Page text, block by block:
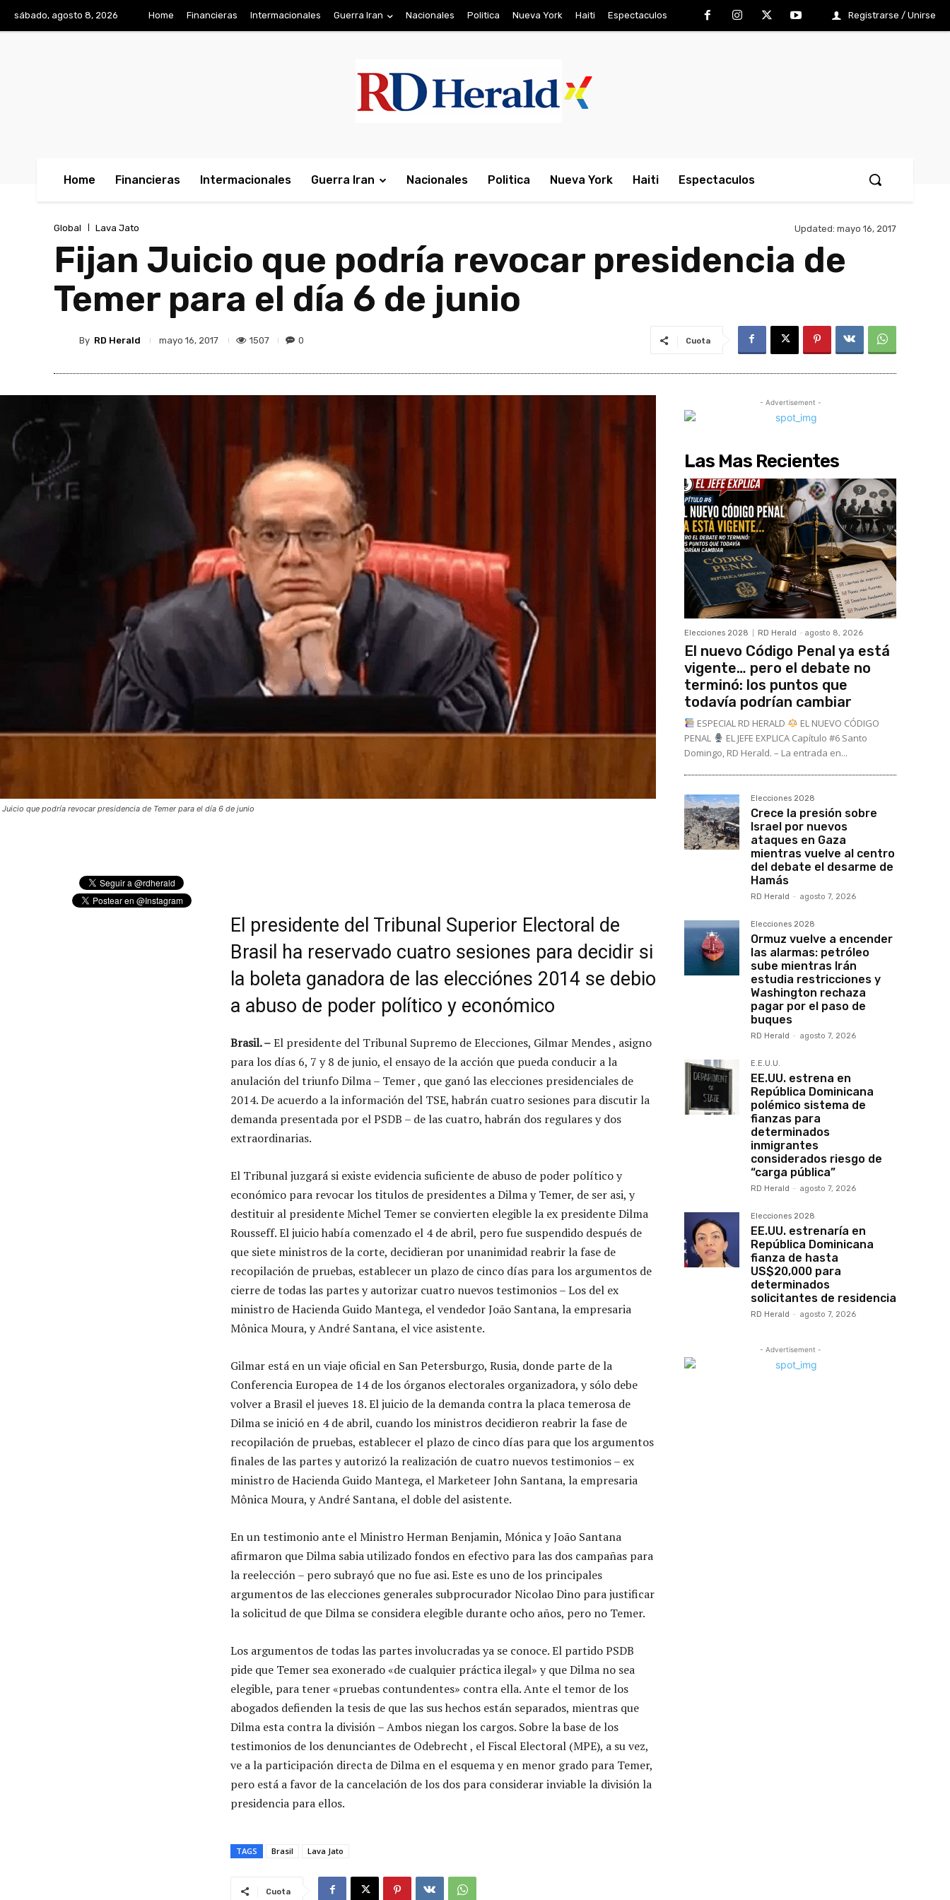
sábado, agosto 8, 2026 Home Financieras Intermacionales Guerra Iran Nacionales Politica Nueva York Haiti Espectaculos Registrarse / Unirse
Home Financieras Intermacionales Guerra Iran Nacionales Politica Nueva York Haiti Espectaculos
Global Lava Jato Updated: mayo 16, 2017
Fijan Juicio que podría revocar presidencia de
Temer para el día 6 de junio
By RD Herald mayo 16, 2017 1507 0 Cuota
Juicio que podría revocar presidencia de Temer para el día 6 de junio
El presidente del Tribunal Superior Electoral de
Brasil ha reservado cuatro sesiones para decidir si
la boleta ganadora de las elecciónes 2014 se debio
a abuso de poder político y económico
Brasil. –El presidente del Tribunal Supremo de Elecciones, Gilmar Mendes , asigno
para los días 6, 7 y 8 de junio, el ensayo de la acción que pueda conducir a la
anulación del triunfo Dilma – Temer , que ganó las elecciones presidenciales de
2014. De acuerdo a la información del TSE, habrán cuatro sesiones para discutir la
demanda presentada por el PSDB – de las cuatro, habrán dos regulares y dos
extraordinarias.
El Tribunal juzgará si existe evidencia suficiente de abuso de poder político y
económico para revocar los titulos de presidentes a Dilma y Temer, de ser asi, y
destituir al presidente Michel Temer se convierten elegible la ex presidente Dilma
Rousseff. El juicio había comenzado el 4 de abril, pero fue suspendido después de
que siete ministros de la corte, decidieran por unanimidad reabrir la fase de
recopilación de pruebas, establecer un plazo de cinco días para los argumentos de
cierre de todas las partes y autorizar cuatro nuevos testimonios – Los del ex
ministro de Hacienda Guido Mantega, el vendedor João Santana, la empresaria
Mônica Moura, y André Santana, el vice asistente.
Gilmar está en un viaje oficial en San Petersburgo, Rusia, donde parte de la
Conferencia Europea de 14 de los órganos electorales organizadora, y sólo debe
volver a Brasil el jueves 18. El juicio de la demanda contra la placa temerosa de
Dilma se inició en 4 de abril, cuando los ministros decidieron reabrir la fase de
recopilación de pruebas, establecer el plazo de cinco días para que los argumentos
finales de las partes y autorizó la realización de cuatro nuevos testimonios – ex
ministro de Hacienda Guido Mantega, el Marketeer John Santana, la empresaria
Mônica Moura, y André Santana, el doble del asistente.
En un testimonio ante el Ministro Herman Benjamin, Mónica y João Santana
afirmaron que Dilma sabia utilizado fondos en efectivo para las dos campañas para
la reelección – pero subrayó que no fue asi. Este es uno de los principales
argumentos de las elecciones generales subprocurador Nicolao Dino para justificar
la solicitud de que Dilma se considera elegible durante ocho años, pero no Temer.
Los argumentos de todas las partes involucradas ya se conoce. El partido PSDB
pide que Temer sea exonerado «de cualquier práctica ilegal» y que Dilma no sea
elegible, para tener «pruebas contundentes» contra ella. Ante el temor de los
abogados defienden la tesis de que las sus hechos están separados, mientras que
Dilma esta contra la división – Ambos niegan los cargos. Sobre la base de los
testimonios de los denunciantes de Odebrecht , el Fiscal Electoral (MPE), a su vez,
ve a la participación directa de Dilma en el esquema y en menor grado para Temer,
pero está a favor de la cancelación de los dos para considerar inviable la división la
presidencia para ellos.
TAGS Brasil Lava Jato
Cuota
- Advertisement -
Las Mas Recientes
Elecciones 2028 RD Herald - agosto 8, 2026
El nuevo Código Penal ya está
vigente… pero el debate no
terminó: los puntos que
todavía podrían cambiar
ESPECIAL RD HERALD
EL NUEVO CÓDIGO
PENAL
EL JEFE EXPLICA Capítulo #6 Santo
Domingo, RD Herald. – La entrada en...
Elecciones 2028
Crece la presión sobre
Israel por nuevos
ataques en Gaza
mientras vuelve al centro
del debate el desarme de
Hamás
RD Herald - agosto 7, 2026
Elecciones 2028
Ormuz vuelve a encender
las alarmas: petróleo
sube mientras Irán
estudia restricciones y
Washington rechaza
pagar por el paso de
buques
RD Herald - agosto 7, 2026
E.E.U.U.
EE.UU. estrena en
República Dominicana
polémico sistema de
fianzas para
determinados
inmigrantes
considerados riesgo de
“carga pública”
RD Herald - agosto 7, 2026
Elecciones 2028
EE.UU. estrenaría en
República Dominicana
fianza de hasta
US$20,000 para
determinados
solicitantes de residencia
RD Herald - agosto 7, 2026
- Advertisement -